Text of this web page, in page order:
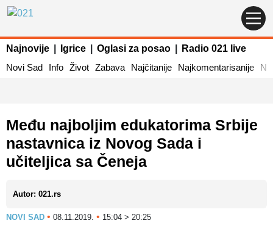
Najnovije Igrice Oglasi za posao
Radio 021 live
Novi Sad
Info Život Zabava Najčitanije Najkomentarisanije
Među najboljim edukatorima Srbije
nastavnica iz Novog Sada i
učiteljica sa Čeneja
Autor: 021.rs
NOVI SAD • 08.11.2019. • 15:04 > 20:25